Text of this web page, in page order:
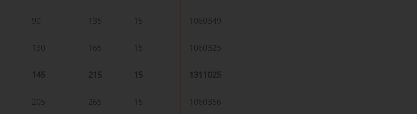
90 135 15 1060349
130 165 15 1060325
145 215 15 1311025
205 265 15 1060356